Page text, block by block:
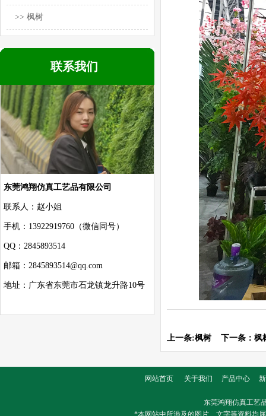
>> 枫树
联系我们
东莞鸿翔仿真工艺品有限公司
联系人：赵小姐
手机：13922919760（微信同号）
QQ：2845893514
邮箱：2845893514@qq.com
地址：广东省东莞市石龙镇龙升路10号
上一条:枫树 下一条： 枫
网站首页 关于我们 产品中心
东莞鸿翔仿真工艺
*本网站中所涉及的图片、文字等资料均